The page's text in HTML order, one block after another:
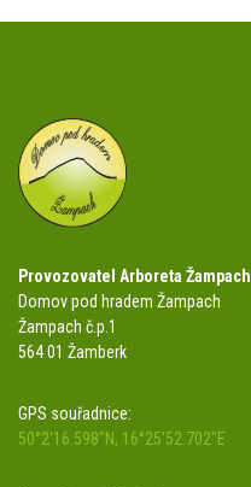
Provozovatel Arboreta Žampach
Domov pod hradem Žampach
Žampach č.p.1
564 01 Žamberk
GPS souřadnice:
50°2'16.598"N, 16°25'52.702"E